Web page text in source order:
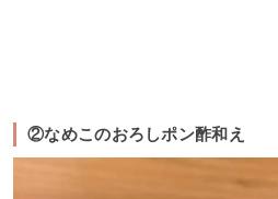
②なめこのおろしポン酢和え